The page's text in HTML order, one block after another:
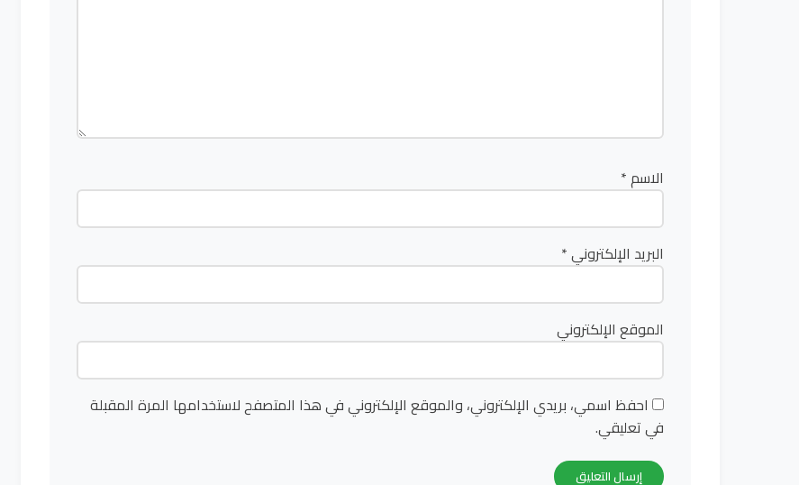
الاسم*
البريد الإلكتروني*
الموقع الإلكتروني
احفظ اسمي، بريدي الإلكتروني، والموقع الإلكتروني في هذا المتصفح لاستخدامها المرة المقبلة
في تعليقي.